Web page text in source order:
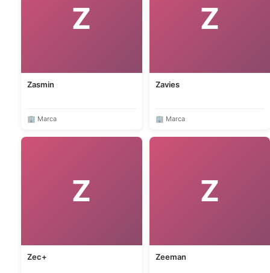
Z
Zasmin
🏢 Marca
Z
Zavies
🏢 Marca
Z
Zec+
Z
Zeeman